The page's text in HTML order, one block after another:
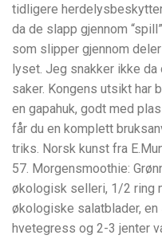
tidligere
da de slapp gjennom
som slipper gjennom
lyset. Jeg snakker ikke
saker. Kongens utsikt har
en gapahuk, godt med
får du en komplett
triks. Norsk kunst fra
57. Morgensmoothie:
økologisk selleri, 1/2 ring
økologiske salatblader,
hvetegress og 2-3 jenter